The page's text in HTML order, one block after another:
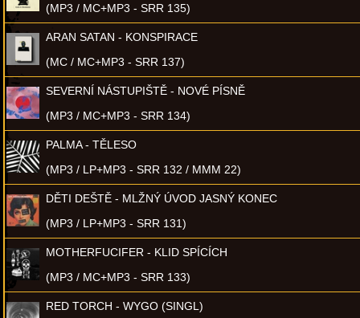
(MP3 / MC+MP3 - SRR 135)
ARAN SATAN - KONSPIRACE
(MC / MC+MP3 - SRR 137)
SEVERNÍ NÁSTUPIŠTĚ - NOVÉ PÍSNĚ
(MP3 / MC+MP3 - SRR 134)
PALMA - TĚLESO
(MP3 / LP+MP3 - SRR 132 / MMM 22)
DĚTI DEŠTĚ - MLŽNÝ ÚVOD JASNÝ KONEC
(MP3 / LP+MP3 - SRR 131)
MOTHERFUCIFER - KLID SPÍCÍCH
(MP3 / MC+MP3 - SRR 133)
RED TORCH - WYGO (SINGL)